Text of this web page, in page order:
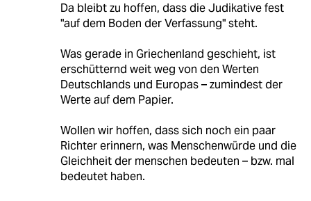
Da bleibt zu hoffen, dass die Judikative fest
"auf dem Boden der Verfassung" steht.
Was gerade in Griechenland geschieht, ist
erschütternd weit weg von den Werten
Deutschlands und Europas – zumindest der
Werte auf dem Papier.
Wollen wir hoffen, dass sich noch ein paar
Richter erinnern, was Menschenwürde und die
Gleichheit der menschen bedeuten – bzw. mal
bedeutet haben.